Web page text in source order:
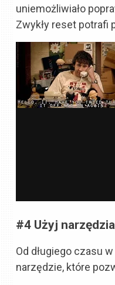
uniemożliwiało
Zwykły reset potrafi
#4 Użyj
Od długiego czasu
narzędzie, które